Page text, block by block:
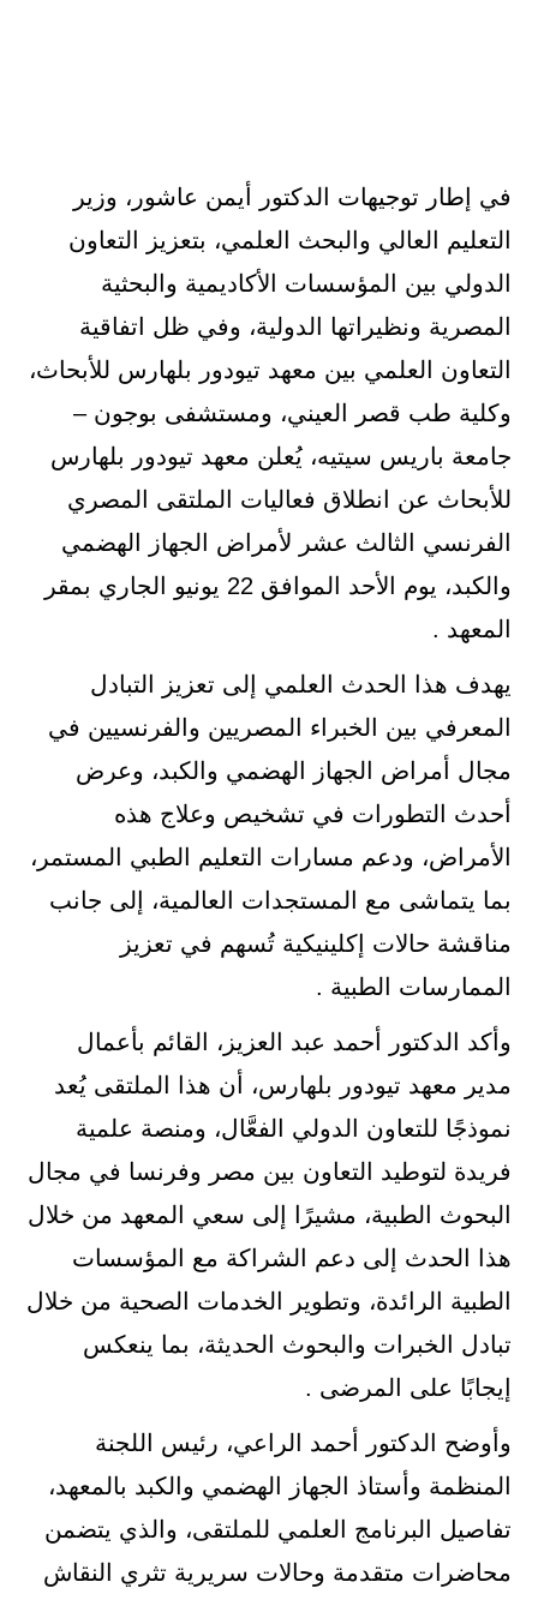
في إطار توجيهات الدكتور أيمن عاشور، وزير
التعليم العالي والبحث العلمي، بتعزيز التعاون
الدولي بين المؤسسات الأكاديمية والبحثية
المصرية ونظيراتها الدولية، وفي ظل اتفاقية
التعاون العلمي بين معهد تيودور بلهارس للأبحاث،
وكلية طب قصر العيني، ومستشفى بوجون –
جامعة باريس سيتيه، يُعلن معهد تيودور بلهارس
للأبحاث عن انطلاق فعاليات الملتقى المصري
الفرنسي الثالث عشر لأمراض الجهاز الهضمي
والكبد، يوم الأحد الموافق 22 يونيو الجاري بمقر
المعهد .
يهدف هذا الحدث العلمي إلى تعزيز التبادل
المعرفي بين الخبراء المصريين والفرنسيين في
مجال أمراض الجهاز الهضمي والكبد، وعرض
أحدث التطورات في تشخيص وعلاج هذه
الأمراض، ودعم مسارات التعليم الطبي المستمر،
بما يتماشى مع المستجدات العالمية، إلى جانب
مناقشة حالات إكلينيكية تُسهم في تعزيز
الممارسات الطبية .
وأكد الدكتور أحمد عبد العزيز، القائم بأعمال
مدير معهد تيودور بلهارس، أن هذا الملتقى يُعد
نموذجًا للتعاون الدولي الفعَّال، ومنصة علمية
فريدة لتوطيد التعاون بين مصر وفرنسا في مجال
البحوث الطبية، مشيرًا إلى سعي المعهد من خلال
هذا الحدث إلى دعم الشراكة مع المؤسسات
الطبية الرائدة، وتطوير الخدمات الصحية من خلال
تبادل الخبرات والبحوث الحديثة، بما ينعكس
إيجابًا على المرضى .
وأوضح الدكتور أحمد الراعي، رئيس اللجنة
المنظمة وأستاذ الجهاز الهضمي والكبد بالمعهد،
تفاصيل البرنامج العلمي للملتقى، والذي يتضمن
محاضرات متقدمة وحالات سريرية تثري النقاش